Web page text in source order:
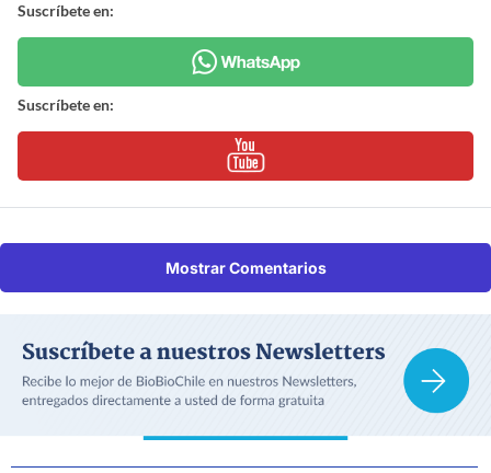
Suscríbete en:
Suscríbete en:
Mostrar Comentarios